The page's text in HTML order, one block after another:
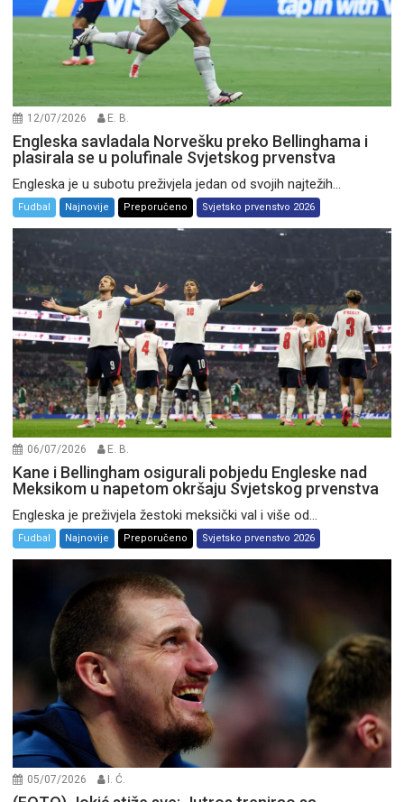
12/07/2026 E. B.
Engleska savladala Norvešku preko Bellinghama i
plasirala se u polufinale Svjetskog prvenstva
Engleska je u subotu preživjela jedan od svojih najtežih...
Fudbal Najnovije Preporučeno Svjetsko prvenstvo 2026
06/07/2026 E. B.
Kane i Bellingham osigurali pobjedu Engleske nad
Meksikom u napetom okršaju Svjetskog prvenstva
Engleska je preživjela žestoki meksički val i više od...
Fudbal Najnovije Preporučeno Svjetsko prvenstvo 2026
05/07/2026 I. Ć.